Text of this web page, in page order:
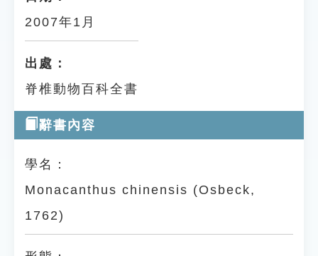
2007年1月
出處：
脊椎動物百科全書
辭書內容
學名：
Monacanthus chinensis (Osbeck,
1762)